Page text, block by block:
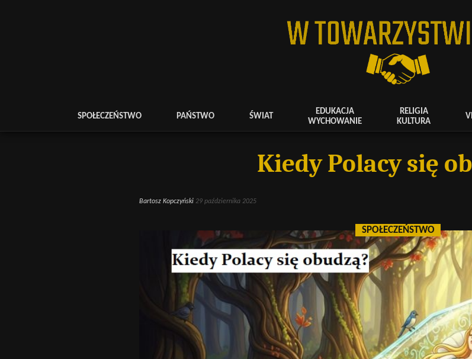
SPOŁECZEŃSTWO PAŃSTWO ŚWIAT
EDUKACJA
WYCHOWANIE
RELIGIA
KULTURA
Kiedy Polacy się
Bartosz Kopczyński 29 października 2025
SPOŁECZEŃSTWO